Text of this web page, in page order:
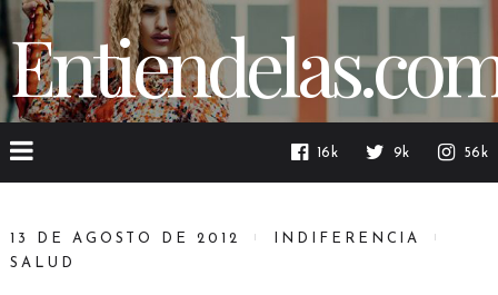
16k 9k 56k
13 DE AGOSTO DE 2012
INDIFERENCIA
SALUD